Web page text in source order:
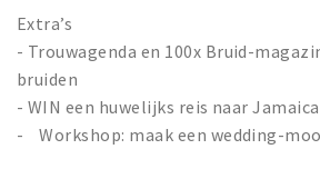
Extra’s
- Trouwagenda en 100x Bruid-
bruiden
- WIN een huwelijks reis naar
- Workshop: maak een wedding-